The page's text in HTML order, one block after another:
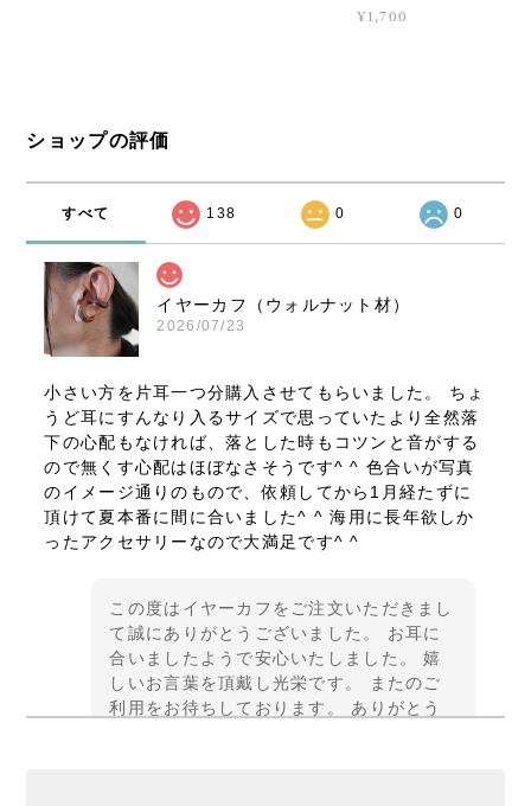
¥1,700
ショップの評価
すべて 138 0 0
イヤーカフ（ウォルナット材）
2026/07/23
小さい方を片耳一つ分購入させてもらいました。 ちょ
うど耳にすんなり入るサイズで思っていたより全然落
下の心配もなければ、落とした時もコツンと音がする
ので無くす心配はほぼなさそうです^ ^ 色合いが写真
のイメージ通りのもので、依頼してから1月経たずに
頂けて夏本番に間に合いました^ ^ 海用に長年欲しか
ったアクセサリーなので大満足です^ ^
この度はイヤーカフをご注文いただきまし
て誠にありがとうございました。 お耳に
合いましたようで安心いたしました。 嬉
しいお言葉を頂戴し光栄です。 またのご
利用をお待ちしております。 ありがとう